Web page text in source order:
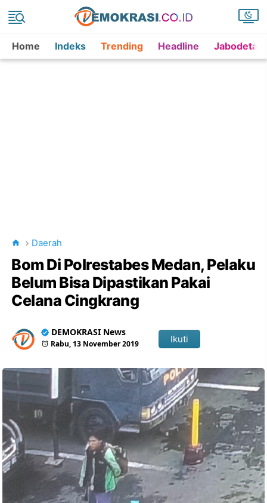
Home Indeks Trending Headline
Daerah
Bom Di Polrestabes Medan, Pelaku
Belum Bisa Dipastikan Pakai
Celana Cingkrang
DEMOKRASI News
Rabu, 13 November 2019 Ikuti